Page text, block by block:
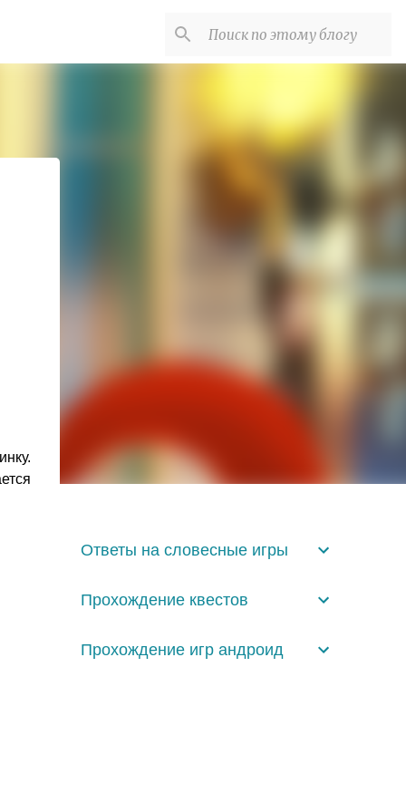
Ответы на словесные игры
Прохождение квестов
Прохождение игр андроид